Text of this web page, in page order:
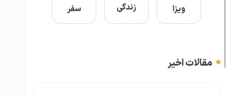
ویزا زندگی سفر
مقالات اخیر